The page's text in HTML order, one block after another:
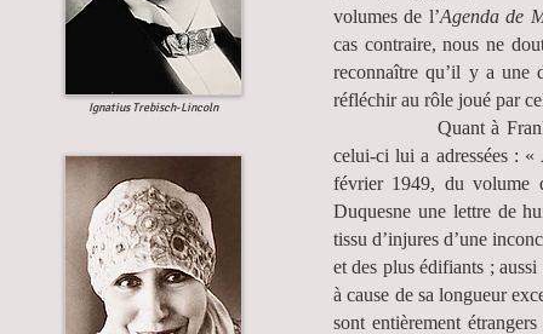
volumes de l’Agenda de
cas contraire, nous ne
reconnaître qu’il y a une
réfléchir au rôle joué par
Quant à Frank-
celui-ci lui a adressées :
février 1949, du volume
Duquesne une lettre de
tissu d’injures d’une
et des plus édifiants ;
à cause de sa longueur
sont entièrement
Ignatius Trebisch-Lincoln